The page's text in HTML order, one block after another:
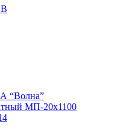
“Волна”
МП-20х1100